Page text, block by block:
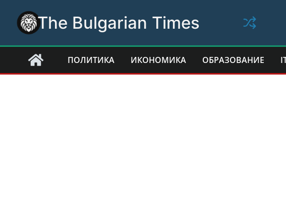
content
The Bulgarian Times
ПОЛИТИКА ИКОНОМИКА ОБРАЗОВАНИЕ